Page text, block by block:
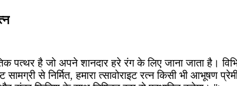
पत्थर है जो अपने शानदार हरे रंग के लिए जाना जाता है।
सामग्री से निर्मित, हमारा त्सावोराइट रत्न किसी भी